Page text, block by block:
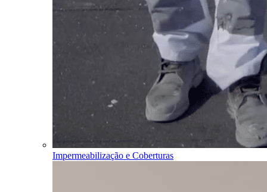
Impermeabilização e Coberturas